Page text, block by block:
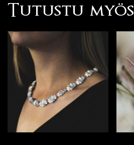
Tutustu myös